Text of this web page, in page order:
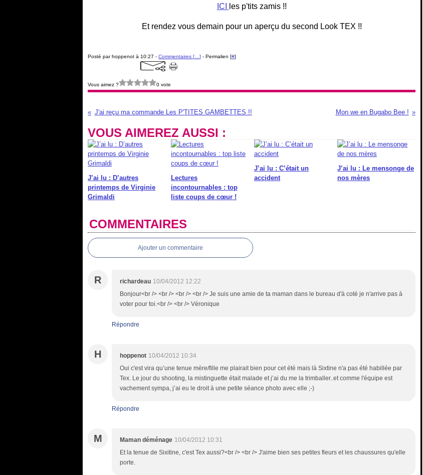
ICI les p'tits zamis !!
Et rendez vous demain pour un aperçu du second Look TEX !!
Posté par hoppenot à 10:27 - Commentaires [ ] - Permalien [#]
Vous aimez ? 0 vote
J'ai reçu ma commande Les P'TITES GAMBETTES !! Mon we en Bugabo Bee !
VOUS AIMEREZ AUSSI :
J’ai lu : D’autres
printemps de Virginie
Grimaldi
Lectures
incontournables : top
liste coups de cœur !
J’ai lu : C’était un
accident
J’ai lu : Le mensonge de
nos mères
COMMENTAIRES
Ajouter un commentaire
R richardeau 10/04/2012 12:22
Bonjour<br /> <br /> <br /> <br /> Je suis une amie de ta maman dans le bureau d'à coté je n'arrive pas à
voter pour toi.<br /> <br /> Véronique
Répondre
H hoppenot 10/04/2012 10:34
Oui c'est vira qu’une tenue mère/fille me plairait bien pour cet été mais là Sixtine n'a pas été habillée par
Tex. Le jour du shooting, la mistinguette était malade et j’ai du me la trimballer..et comme l'équipe est
vachement sympa, j’ai eu le droit à une petite séance photo avec elle ;-)
Répondre
M Maman déménage 10/04/2012 10:31
Et la tenue de Sixitine, c'est Tex aussi?<br /> <br /> J'aime bien ses petites fleurs et les chaussures qu'elle
porte.